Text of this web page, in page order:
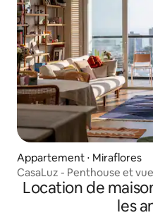
Appartement ⋅ Miraflores
CasaLuz - Penthouse et
Location de
les